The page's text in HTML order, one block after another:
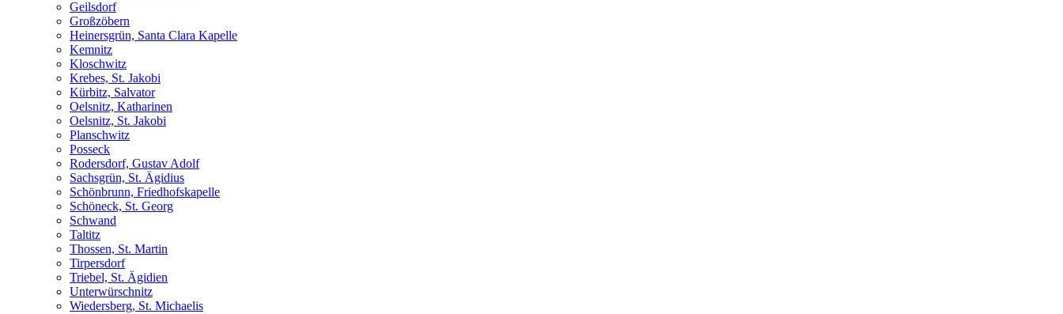
Geilsdorf
Großzöbern
Heinersgrün, Santa Clara Kapelle
Kemnitz
Kloschwitz
Krebes, St. Jakobi
Kürbitz, Salvator
Oelsnitz, Katharinen
Oelsnitz, St. Jakobi
Planschwitz
Posseck
Rodersdorf, Gustav Adolf
Sachsgrün, St. Ägidius
Schönbrunn, Friedhofskapelle
Schöneck, St. Georg
Schwand
Taltitz
Thossen, St. Martin
Tirpersdorf
Triebel, St. Ägidien
Unterwürschnitz
Wiedersberg, St. Michaelis